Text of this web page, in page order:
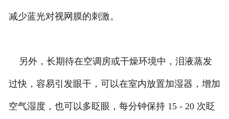
减少蓝光对视网膜的刺激。
另外，长期待在空调房或干燥环境中，泪液蒸发
过快，容易引发眼干，可以在室内放置加湿器，增加
空气湿度，也可以多眨眼，每分钟保持 15 - 20 次眨